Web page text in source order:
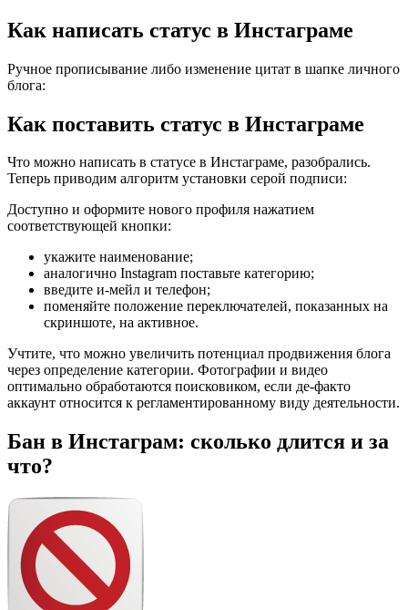
Как написать статус в Инстаграме
Ручное прописывание либо изменение цитат в шапке личного
блога:
Как поставить статус в Инстаграме
Что можно написать в статусе в Инстаграме, разобрались.
Теперь приводим алгоритм установки серой подписи:
Доступно и оформите нового профиля нажатием
соответствующей кнопки:
укажите наименование;
аналогично Instagram поставьте категорию;
введите и-мейл и телефон;
поменяйте положение переключателей, показанных на
скриншоте, на активное.
Учтите, что можно увеличить потенциал продвижения блога
через определение категории. Фотографии и видео
оптимально обработаются поисковиком, если де-факто
аккаунт относится к регламентированному виду деятельности.
Бан в Инстаграм: сколько длится и за
что?